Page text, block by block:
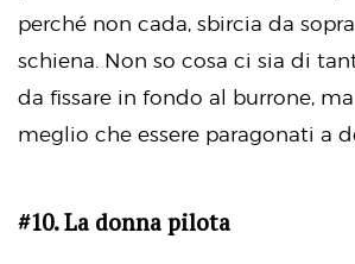
perché non cada, sbircia da
schiena. Non so cosa ci sia di
da fissare in fondo al burrone,
meglio che essere paragonati a
#10. La donna pilota